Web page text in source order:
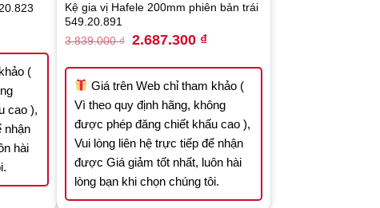
₫.
(
cao ),
nhận
hài
Kệ gia vị Hafele 200mm phiên bản trái
549.20.891
3.839.000₫ Original
price
3.839.000 ₫.
2.687.300 ₫Current
2.687.300 ₫.
Giá trên Web chỉ tham khảo (
Vì theo quy định hãng, không
được phép đăng chiết khấu cao ),
Vui lòng liên hệ trực tiếp để nhận
được Giá giảm tốt nhất, luôn hài
lòng bạn khi chọn chúng tôi.